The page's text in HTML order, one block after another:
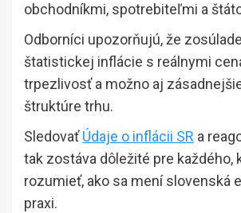
obchodníkmi, spotrebiteľmi a
Odborníci upozorňujú, že
štatistickej inflácie s reálnymi
trpezlivosť a možno aj
štruktúre trhu.
SledovaťÚdaje o inflácii SR a
tak zostáva dôležité pre každého,
rozumieť, ako sa mení slovenská
praxi.